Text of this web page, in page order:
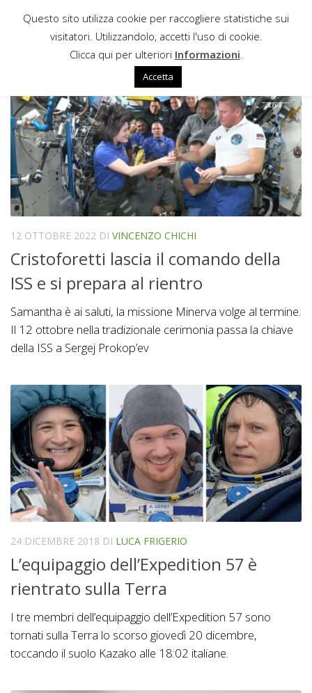
Sotto il contenuto
SOJUZ MS-09
12 OTTOBRE 2022 DI VINCENZO CHICHI
Cristoforetti lascia il comando della
ISS e si prepara al rientro
Samantha è ai saluti, la missione Minerva volge al termine.
Il 12 ottobre nella tradizionale cerimonia passa la chiave
della ISS a Sergej Prokop’ev
24 DICEMBRE 2018 DI LUCA FRIGERIO
L’equipaggio dell’Expedition 57 è
rientrato sulla Terra
I tre membri dell’equipaggio dell’Expedition 57 sono
tornati sulla Terra lo scorso giovedì 20 dicembre,
toccando il suolo Kazako alle 18:02 italiane.
Questo sito utilizza cookie per raccogliere statistiche sui
visitatori. Utilizzandolo, accetti l'uso di cookie.
Clicca qui per ulteriori Informazioni
Accetta